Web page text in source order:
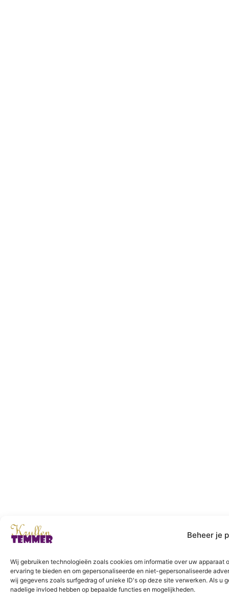
Beheer je
Wij gebruiken technologieën zoals cookies om informatie over uw apparaat
ervaring te bieden en om gepersonaliseerde en niet-gepersonaliseerde
wij gegevens zoals surfgedrag of unieke ID's op deze site verwerken. Als u
nadelige invloed hebben op bepaalde functies en mogelijkheden.